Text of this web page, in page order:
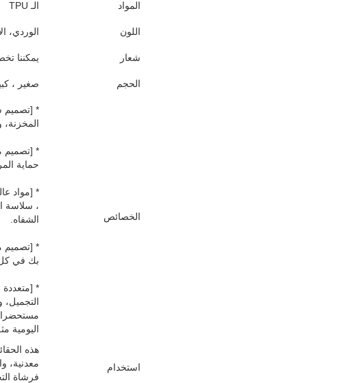
المواد
الـ TPU
اللون الوردي،
شعار يمكننا
الحجم صغير ،
الخصائص
* [تصميم
* [تصميم
حماية
، سلاسة
الشفاه.
* [تصميم
بك في كل
*
اليومية
استخدام
هذه
معدنية،
فرشاة